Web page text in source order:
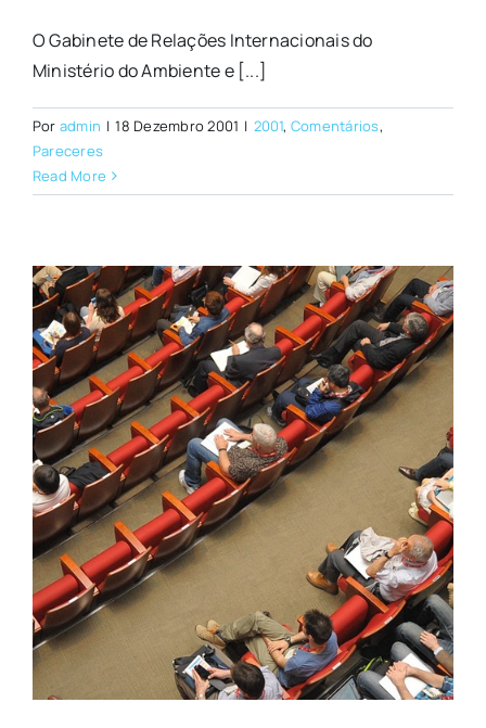
O Gabinete de Relações Internacionais do
Ministério do Ambiente e [...]
Por admin | 18 Dezembro 2001 | 2001, Comentários,
Pareceres
Read More